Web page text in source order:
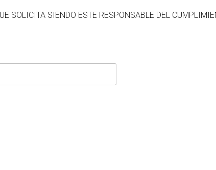
SOLICITA SIENDO ESTE RESPONSABLE DEL